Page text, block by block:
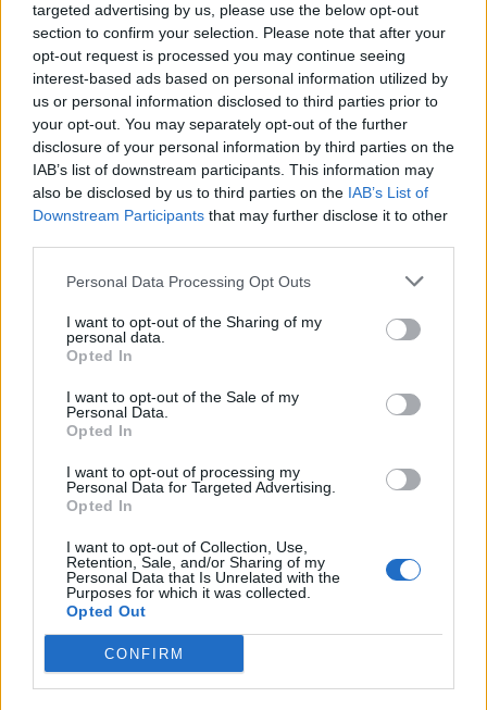
targeted advertising by us, please use the below opt-out
section to confirm your selection. Please note that after your
opt-out request is processed you may continue seeing
interest-based ads based on personal information utilized by
us or personal information disclosed to third parties prior to
your opt-out. You may separately opt-out of the further
disclosure of your personal information by third parties on the
IAB’s list of downstream participants. This information may
also be disclosed by us to third parties on the IAB’s List of
Downstream Participants that may further disclose it to other
Personal Data Processing Opt Outs
I want to opt-out of the Sharing of my
personal data.
Opted In
I want to opt-out of the Sale of my
Personal Data.
Opted In
I want to opt-out of processing my
Personal Data for Targeted Advertising.
Opted In
I want to opt-out of Collection, Use,
Retention, Sale, and/or Sharing of my
Personal Data that Is Unrelated with the
Purposes for which it was collected.
Opted Out
CONFIRM
Τουρισμός
Γάμοι
Δρομολόγια
Αγγελίες
Κηδείες
Καιρός
Φαρμακεία
Trending
Comments
Latest
Οι ΜΥΛΟΙ ΓΡΕΒΕΝΩΝ ΓΙΑΝΝΑΚΟΠΟΥΛΟΣ Α.Ε.
εσοδείας 2026
30 Ιουλίου 2026